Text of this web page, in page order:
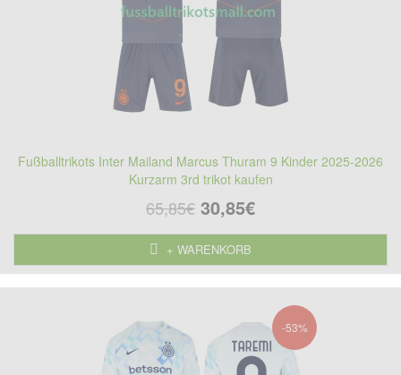
Fußballtrikots Inter Mailand Marcus Thuram 9 Kinder 2025-2026
Kurzarm 3rd trikot kaufen
65,85€ 30,85€
+ WARENKORB
-53%